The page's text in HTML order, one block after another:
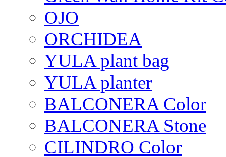
OJO
ORCHIDEA
YULA plant bag
YULA planter
BALCONERA Color
BALCONERA Stone
CILINDRO Color